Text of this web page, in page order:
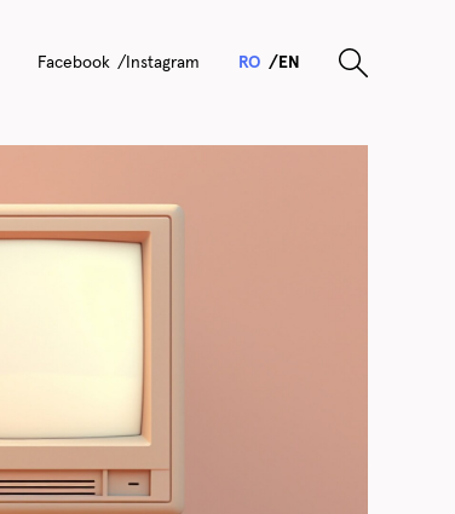
Face book nstagram RO EN